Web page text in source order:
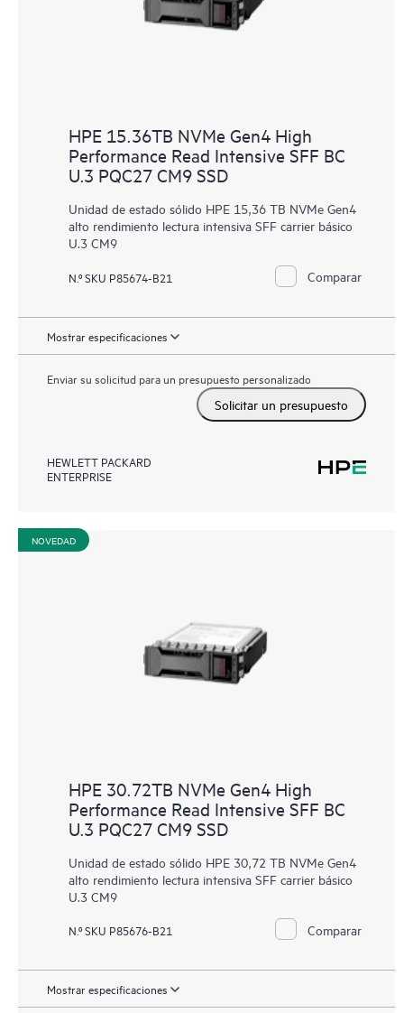
HPE 15.36TB NVMe Gen4 High
Performance Read Intensive SFF BC
U.3 PQC27 CM9 SSD
Unidad de estado sólido HPE 15,36 TB NVMe Gen4
alto rendimiento lectura intensiva SFF carrier básico
U.3 CM9
N.º SKU P85674-B21 Comparar
Mostrar especificaciones
Enviar su solicitud para un presupuesto personalizado
Solicitar un presupuesto
HEWLETT PACKARD
ENTERPRISE
NOVEDAD
HPE 30.72TB NVMe Gen4 High
Performance Read Intensive SFF BC
U.3 PQC27 CM9 SSD
Unidad de estado sólido HPE 30,72 TB NVMe Gen4
alto rendimiento lectura intensiva SFF carrier básico
U.3 CM9
N.º SKU P85676-B21 Comparar
Mostrar especificaciones